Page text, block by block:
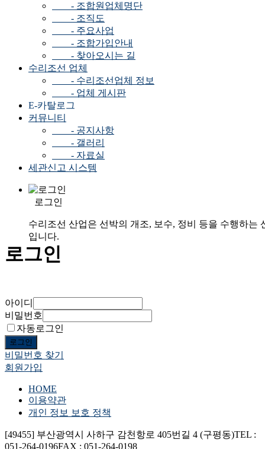
- 조합원업체명단
- 조직도
- 주요사업
- 조합가입안내
- 찾아오시는 길
수리조선 업체
- 수리조선업체 정보
- 업체 게시판
E-카탈로그
커뮤니티
- 공지사항
- 갤러리
- 자료실
세관신고 시스템
로그인
수리조선 산업은 선박의 개조, 보수, 정비 등을 수행하는
입니다.
로그인
아이디
비밀번호
자동로그인
로그인
비밀번호 찾기
회원가입
HOME
이용약관
개인 정보 보호 정책
[49455] 부산광역시 사하구 감천항로 405번길 4 (구평동)TEL :
051-264-0196FAX : 051-264-0198